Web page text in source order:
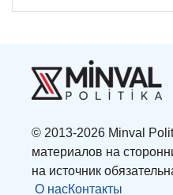
© 2013-2026 Minval
материалов на
на источник
О насКонтакты